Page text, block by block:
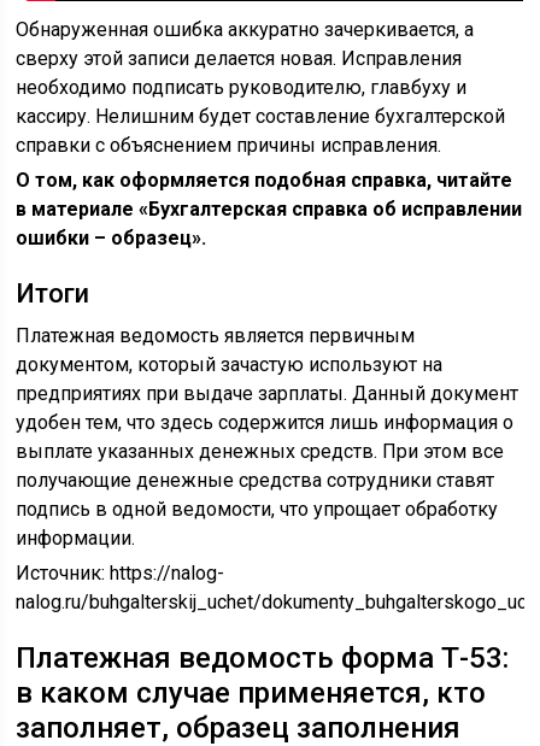
Обнаруженная ошибка аккуратно зачеркивается, а
сверху этой записи делается новая. Исправления
необходимо подписать руководителю, главбуху и
кассиру. Нелишним будет составление бухгалтерской
справки с объяснением причины исправления.
О том, как оформляется подобная справка, читайте
в материале «Бухгалтерская справка об исправлении
ошибки – образец».
Итоги
Платежная ведомость является первичным
документом, который зачастую используют на
предприятиях при выдаче зарплаты. Данный документ
удобен тем, что здесь содержится лишь информация о
выплате указанных денежных средств. При этом все
получающие денежные средства сотрудники ставят
подпись в одной ведомости, что упрощает обработку
информации.
Источник:https://nalog-
nalog.ru/buhgalterskij_uchet/
Платежная ведомость форма Т-53:
в каком случае применяется, кто
заполняет, образец заполнения